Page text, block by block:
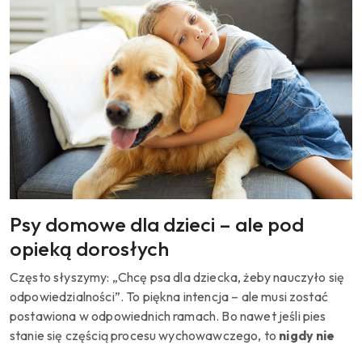
Psy domowe dla dzieci – ale pod
opieką dorosłych
Często słyszymy: „Chcę psa dla dziecka, żeby nauczyło się
odpowiedzialności”. To piękna intencja – ale musi zostać
postawiona w odpowiednich ramach. Bo nawet jeśli pies
stanie się częścią procesu wychowawczego, to nigdy nie